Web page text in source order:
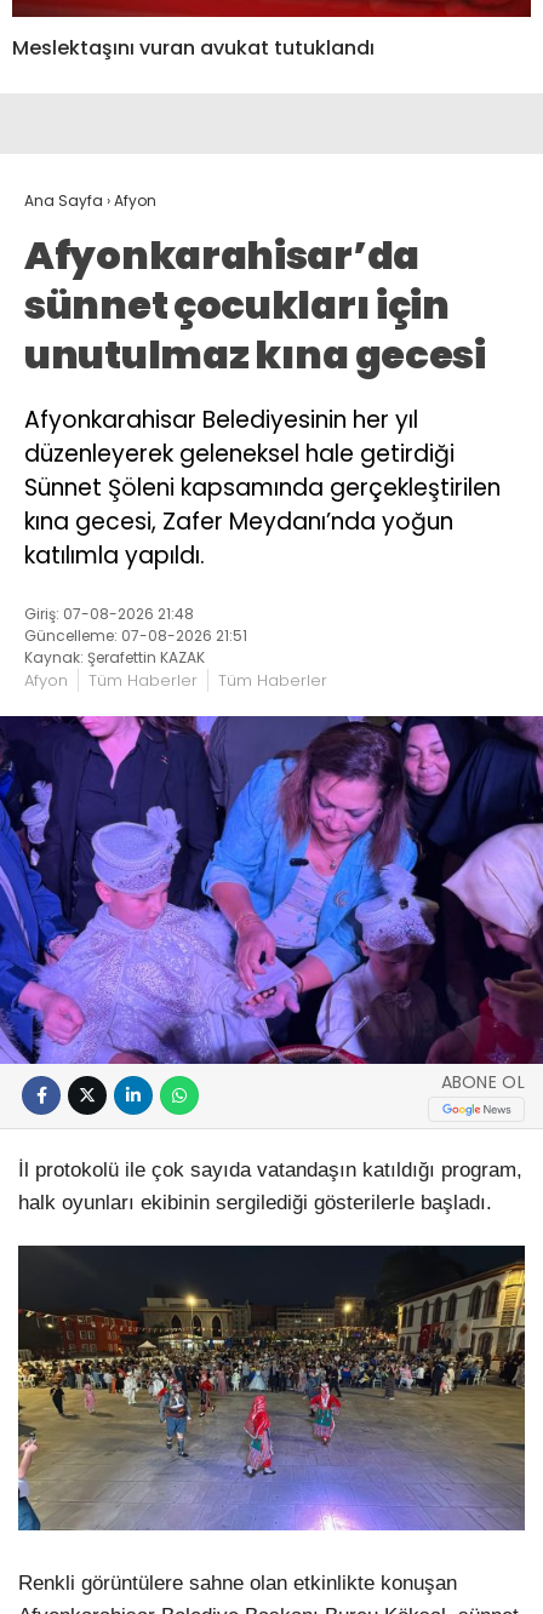
Meslektaşını vuran avukat tutuklandı
Ana Sayfa ›Afyon
Afyonkarahisar’da
sünnet çocukları için
unutulmaz kına gecesi
Afyonkarahisar Belediyesinin her yıl
düzenleyerek geleneksel hale getirdiği
Sünnet Şöleni kapsamında gerçekleştirilen
kına gecesi, Zafer Meydanı’nda yoğun
katılımla yapıldı.
Giriş: 07-08-2026 21:48
Güncelleme: 07-08-2026 21:51
Kaynak: Şerafettin KAZAK
Afyon Tüm Haberler Tüm Haberler
ABONE OL
İl protokolü ile çok sayıda vatandaşın katıldığı program,
halk oyunları ekibinin sergilediği gösterilerle başladı.
Renkli görüntülere sahne olan etkinlikte konuşan